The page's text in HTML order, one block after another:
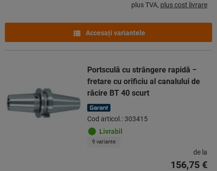
plus TVA, plus cost livrare
Accesaţi variantele
Portsculă cu strângere rapidă −
fretare cu orificiu al canalului de
răcire BT 40 scurt
Cod articol.: 303415
Livrabil
9 variante
de la
156,75 €